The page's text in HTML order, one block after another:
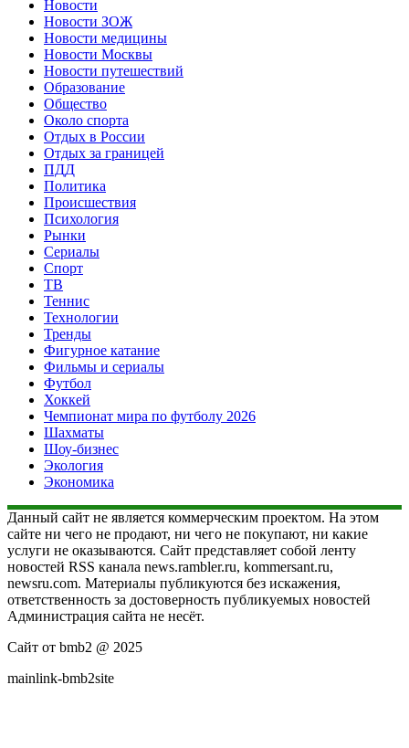
Новости
Новости ЗОЖ
Новости медицины
Новости Москвы
Новости путешествий
Образование
Общество
Около спорта
Отдых в России
Отдых за границей
ПДД
Политика
Происшествия
Психология
Рынки
Сериалы
Спорт
ТВ
Теннис
Технологии
Тренды
Фигурное катание
Фильмы и сериалы
Футбол
Хоккей
Чемпионат мира по футболу 2026
Шахматы
Шоу-бизнес
Экология
Экономика
Данный сайт не является коммерческим проектом. На этом
сайте ни чего не продают, ни чего не покупают, ни какие
услуги не оказываются. Сайт представляет собой ленту
новостей RSS канала news.rambler.ru, kommersant.ru,
newsru.com. Материалы публикуются без искажения,
ответственность за достоверность публикуемых новостей
Администрация сайта не несёт.
Сайт от bmb2 @ 2025
mainlink-bmb2site